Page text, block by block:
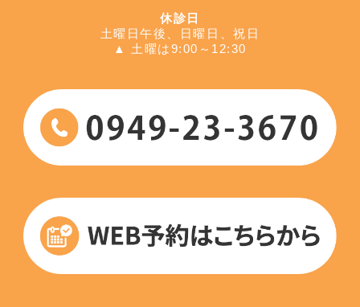
休診日
土曜日午後、日曜日、祝日
▲ 土曜は9:00～12:30